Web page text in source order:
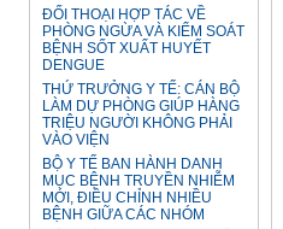
ĐỐI THOẠI HỢP TÁC VỀ
PHÒNG NGỪA VÀ KIỂM SOÁT
BỆNH SỐT XUẤT HUYẾT
DENGUE
THỨ TRƯỞNG Y TẾ: CÁN BỘ
LÀM DỰ PHÒNG GIÚP HÀNG
TRIỆU NGƯỜI KHÔNG PHẢI
VÀO VIỆN
BỘ Y TẾ BAN HÀNH DANH
MỤC BỆNH TRUYỀN NHIỄM
MỚI, ĐIỀU CHỈNH NHIỀU
BỆNH GIỮA CÁC NHÓM